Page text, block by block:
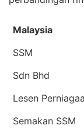
Malaysia
SSM
Sdn Bhd
Lesen
Semakan SSM